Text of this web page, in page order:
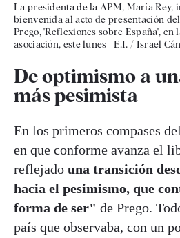
La presidenta de la APM, María Rey,
bienvenida al acto de presentación
Prego, 'Reflexiones sobre España', en
asociación, este lunes
E.I. / Israel
De optimismo a
más pesimista
En los primeros compases
en que conforme avanza el
reflejado una transición
hacia el pesimismo, que
forma de ser" de Prego.
país que observaba, con un